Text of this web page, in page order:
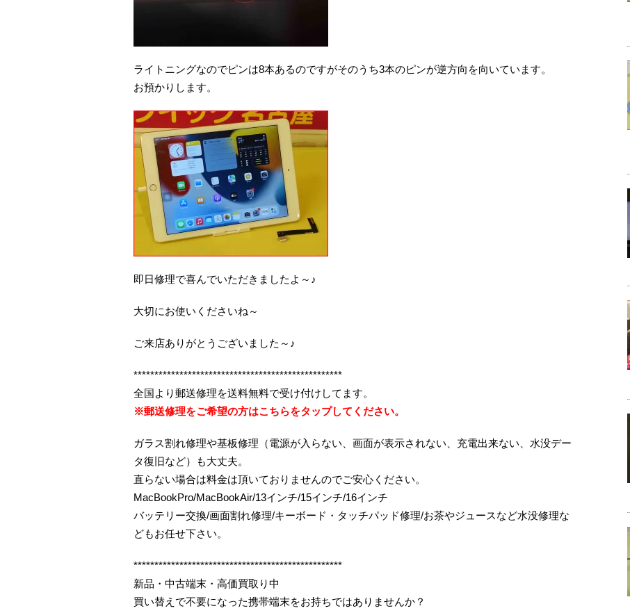
ライトニングなのでピンは8本あるのですがそのうち3本のピンが逆方向を向いています。
お預かりします。
即日修理で喜んでいただきましたよ～♪
大切にお使いくださいね～
ご来店ありがとうございました～♪
**************************************************
全国より郵送修理を送料無料で受け付けしてます。
※郵送修理をご希望の方はこちらをタップしてください。
ガラス割れ修理や基板修理（電源が入らない、画面が表示されない、充電出来ない、水没デー
タ復旧など）も大丈夫。
直らない場合は料金は頂いておりませんのでご安心ください。
MacBookPro/MacBookAir/13インチ/15インチ/16インチ
バッテリー交換/画面割れ修理/キーボード・タッチパッド修理/お茶やジュースなど水没修理な
どもお任せ下さい。
**************************************************
新品・中古端末・高価買取り中
買い替えで不要になった携帯端末をお持ちではありませんか？